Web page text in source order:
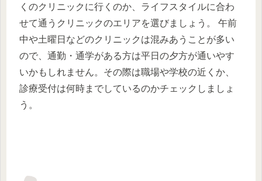
くのクリニックに行くのか、ライフスタイルに合わ
せて通うクリニックのエリアを選びましょう。 午前
中や土曜日などのクリニックは混みあうことが多い
ので、通勤・通学がある方は平日の夕方が通いやす
いかもしれません。その際は職場や学校の近くか、
診療受付は何時までしているのかチェックしましょ
う。